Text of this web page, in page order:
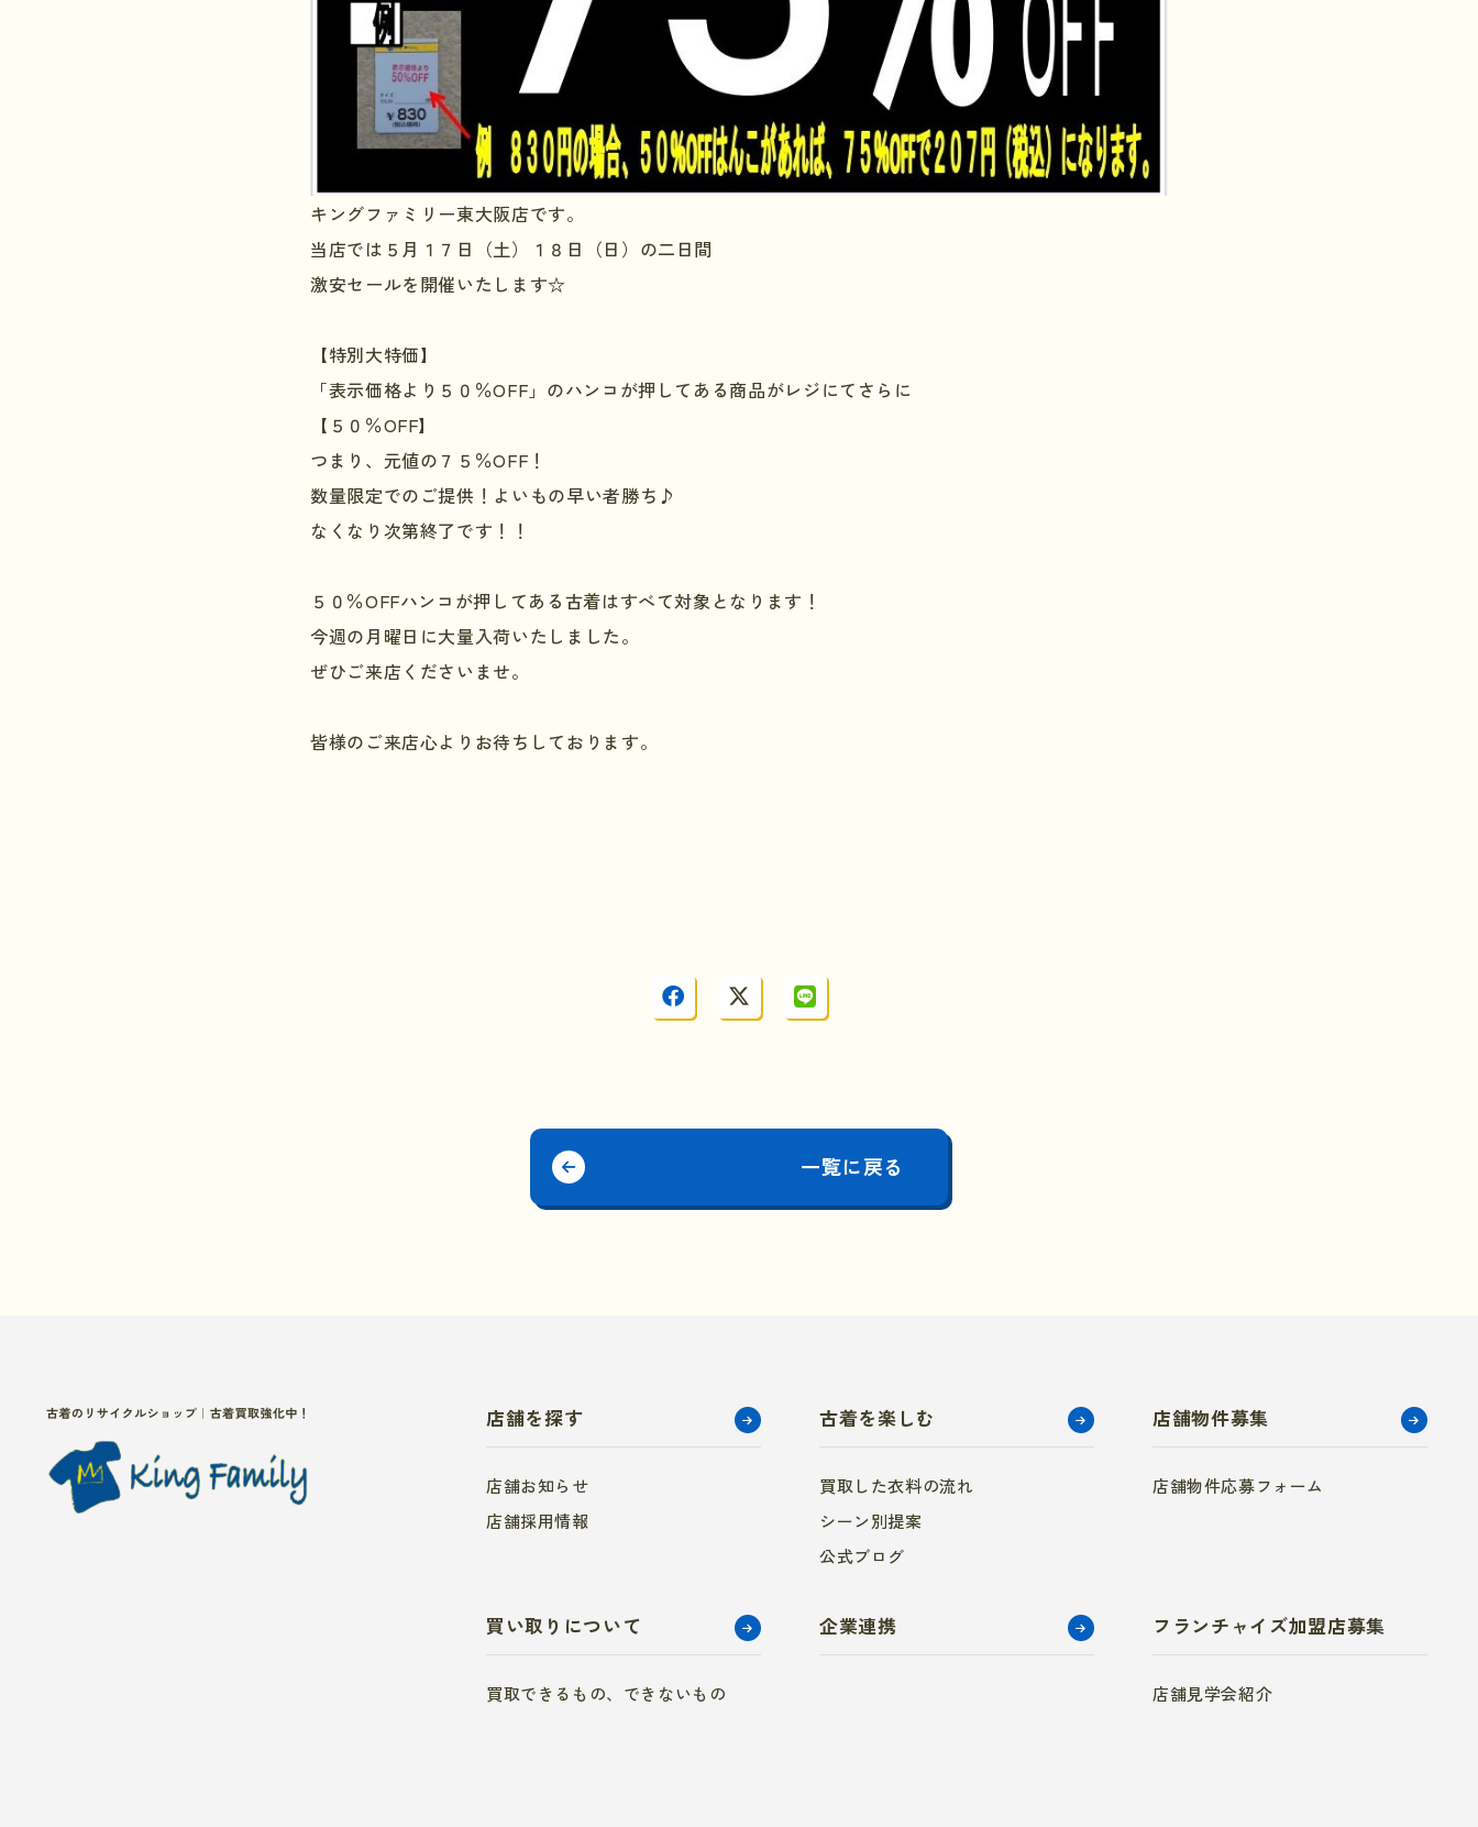
キングファミリー東大阪店です。
当店では５月１７日（土）１８日（日）の二日間
激安セールを開催いたします☆
【特別大特価】
「表示価格より５０％OFF 」のハンコが押してある商品がレジにてさらに
【５０％OFF】
つまり、元値の７５％OFF ！
数量限定でのご提供！よいもの早い者勝ち♪
なくなり次第終了です！！
５０％OFFハンコが押してある古着はすべて対象となります！
今週の月曜日に大量入荷いたしました。
ぜひご来店くださいませ。
皆様のご来店心よりお待ちしております。
一覧に戻る
店舗を探す
店舗お知らせ
店舗採用情報
古着を楽しむ
買取した衣料の流れ
シーン別提案
公式ブログ
店舗物件募集
店舗物件応募フォーム
買い取りについて
買取できるもの、できないもの
企業連携 フランチャイズ加盟店募集
店舗見学会紹介